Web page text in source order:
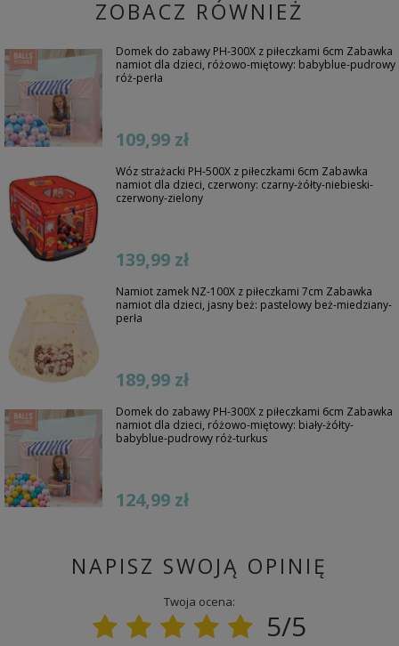
ZOBACZ RÓWNIEŻ
Domek do zabawy PH-300X z piłeczkami 6cm Zabawka
namiot dla dzieci, różowo-miętowy: babyblue-pudrowy
róż-perła
109,99 zł
Wóz strażacki PH-500X z piłeczkami 6cm Zabawka
namiot dla dzieci, czerwony: czarny-żółty-niebieski-
czerwony-zielony
139,99 zł
Namiot zamek NZ-100X z piłeczkami 7cm Zabawka
namiot dla dzieci, jasny beż: pastelowy beż-miedziany-
perła
189,99 zł
Domek do zabawy PH-300X z piłeczkami 6cm Zabawka
namiot dla dzieci, różowo-miętowy: biały-żółty-
babyblue-pudrowy róż-turkus
124,99 zł
NAPISZ SWOJĄ OPINIĘ
Twoja ocena:
5/5